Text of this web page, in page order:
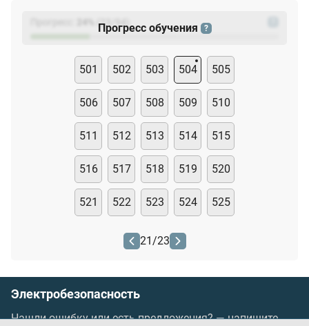
(23
Прогресс обучения ?
501 502 503 504 505
506 507 508 509 510
511 512 513 514 515
516 517 518 519 520
521 522 523 524 525
21/23
Электробезопасность
Нашли ошибку или есть предложения? —напишите